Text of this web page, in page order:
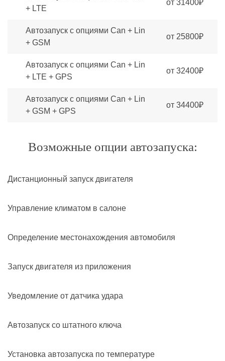
+ LTE
от 31400₽
Автозапуск с опциями Can + Lin
+ GSM
от 25800₽
Автозапуск с опциями Can + Lin
+ LTE + GPS
от 32400₽
Автозапуск с опциями Can + Lin
+ GSM + GPS
от 34400₽
Возможные опции автозапуска:
Дистанционный запуск двигателя
Управление климатом в салоне
Определение местонахождения автомобиля
Запуск двигателя из приложения
Уведомление от датчика удара
Автозапуск со штатного ключа
Установка автозапуска по температуре